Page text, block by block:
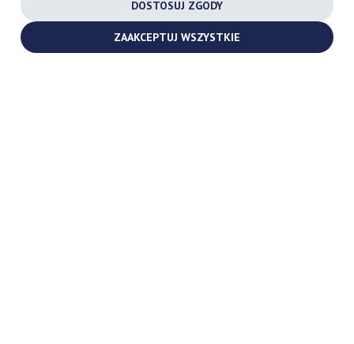
YOUTUBE
DOSTOSUJ ZGODY
ZAAKCEPTUJ WSZYSTKIE